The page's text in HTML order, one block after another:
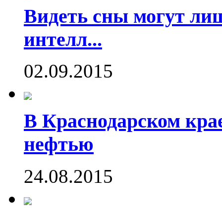
Видеть сны могут
интелл...
02.09.2015
В Краснодарском
нефтью
24.08.2015